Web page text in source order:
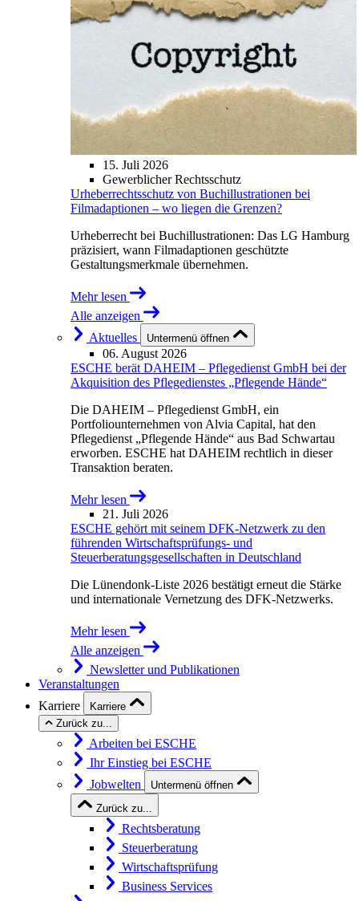
15. Juli 2026
Gewerblicher Rechtsschutz
Urheberrechtsschutz von Buchillustrationen bei
Filmadaptionen – wo liegen die Grenzen?
Urheberrecht bei Buchillustrationen: Das LG Hamburg
präzisiert, wann Filmadaptionen geschützte
Gestaltungsmerkmale übernehmen.
Mehr lesen
Alle anzeigen
Aktuelles
Untermenü öffnen
06. August 2026
ESCHE berät DAHEIM – Pflegedienst GmbH bei der
Akquisition des Pflegedienstes „Pflegende Hände“
Die DAHEIM – Pflegedienst GmbH, ein
Portfoliounternehmen von Alvia Capital, hat den
Pflegedienst „Pflegende Hände“ aus Bad Schwartau
erworben. ESCHE hat DAHEIM rechtlich in dieser
Transaktion beraten.
Mehr lesen
21. Juli 2026
ESCHE gehört mit seinem DFK-Netzwerk zu den
führenden Wirtschaftsprüfungs- und
Steuerberatungsgesellschaften in Deutschland
Die Lünendonk-Liste 2026 bestätigt erneut die Stärke
und internationale Vernetzung des DFK-Netzwerks.
Mehr lesen
Alle anzeigen
Newsletter und Publikationen
Veranstaltungen
Karriere
Karriere
Zurück zu...
Arbeiten bei ESCHE
Ihr Einstieg bei ESCHE
Jobwelten
Untermenü öffnen
Zurück zu...
Rechtsberatung
Steuerberatung
Wirtschaftsprüfung
Business Services